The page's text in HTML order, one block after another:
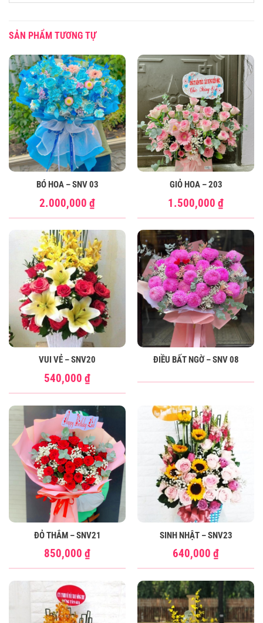
SẢN PHẨM TƯƠNG TỰ
BÓ HOA – SNV 03
2.000,000 ₫
GIỎ HOA – 203
1.500,000 ₫
VUI VẺ – SNV20
540,000 ₫
ĐIỀU BẤT NGỜ – SNV 08
ĐỎ THẮM – SNV21
850,000 ₫
SINH NHẬT – SNV23
640,000 ₫